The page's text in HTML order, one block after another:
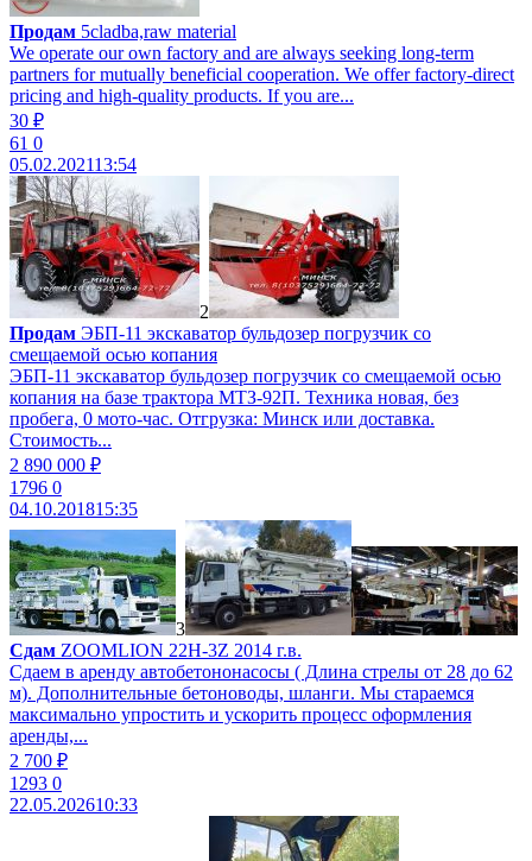
Продам 5cladba,raw material
We operate our own factory and are always seeking long-term
partners for mutually beneficial cooperation. We offer factory-direct
pricing and high-quality products. If you are...
30 ₽
61 0
05.02.202113:54
2
Продам ЭБП-11 экскаватор бульдозер погрузчик со
смещаемой осью копания
ЭБП-11 экскаватор бульдозер погрузчик со смещаемой осью
копания на базе трактора МТЗ-92П. Техника новая, без
пробега, 0 мото-час. Отгрузка: Минск или доставка.
Стоимость...
2 890 000 ₽
1796 0
04.10.201815:35
3
Сдам ZOOMLION 22H-3Z 2014 г.в.
Сдаем в аренду автобетононасосы ( Длина стрелы от 28 до 62
м). Дополнительные бетоноводы, шланги. Мы стараемся
максимально упростить и ускорить процесс оформления
аренды,...
2 700 ₽
1293 0
22.05.202610:33